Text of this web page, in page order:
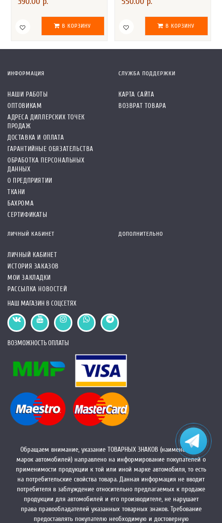
В КОРЗИНУ В КОРЗИНУ
ИНФОРМАЦИЯ
НАШИ РАБОТЫ
ОПТОВИКАМ
АДРЕСА ДИЛЛЕРСКИХ ТОЧЕК
ПРОДАЖ
ДОСТАВКА И ОПЛАТА
ГАРАНТИЙНЫЕ ОБЯЗАТЕЛЬСТВА
ОБРАБОТКА ПЕРСОНАЛЬНЫХ
ДАННЫХ
О ПРЕДПРИЯТИИ
ТКАНИ
БАХРОМА
СЕРТИФИКАТЫ
СЛУЖБА ПОДДЕРЖКИ
КАРТА САЙТА
ВОЗВРАТ ТОВАРА
ЛИЧНЫЙ КАБИНЕТ
ЛИЧНЫЙ КАБИНЕТ
ИСТОРИЯ ЗАКАЗОВ
МОИ ЗАКЛАДКИ
РАССЫЛКА НОВОСТЕЙ
ДОПОЛНИТЕЛЬНО
НАШ МАГАЗИН В СОЦСЕТЯХ
ВОЗМОЖНОСТЬ ОПЛАТЫ
Обращаем внимание, указание ТОВАРНЫХ ЗНАКОВ (наименований
марок автомобилей) направлено на информирование покупателей о
применимости продукции к той или иной марке автомобиля, то есть
на потребительские свойства товара. Данная информация не вводит
потребителя в заблуждение относительно предлагаемых к продаже
продукции для автомобилей и его производителе, не нарушает
права правообладателей указанных товарных знаков. Требование
предоставлять покупателю необходимую и достоверную